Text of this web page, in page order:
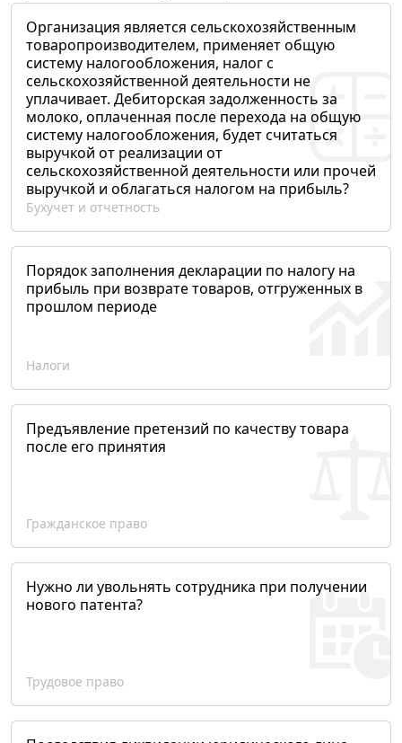
Организация является сельскохозяйственным
товаропроизводителем, применяет общую
систему налогообложения, налог с
сельскохозяйственной деятельности не
уплачивает. Дебиторская задолженность за
молоко, оплаченная после перехода на общую
систему налогообложения, будет считаться
выручкой от реализации от
сельскохозяйственной деятельности или прочей
выручкой и облагаться налогом на прибыль?
Бухучет и отчетность
Порядок заполнения декларации по налогу на
прибыль при возврате товаров, отгруженных в
прошлом периоде
Налоги
Предъявление претензий по качеству товара
после его принятия
Гражданское право
Нужно ли увольнять сотрудника при получении
нового патента?
Трудовое право